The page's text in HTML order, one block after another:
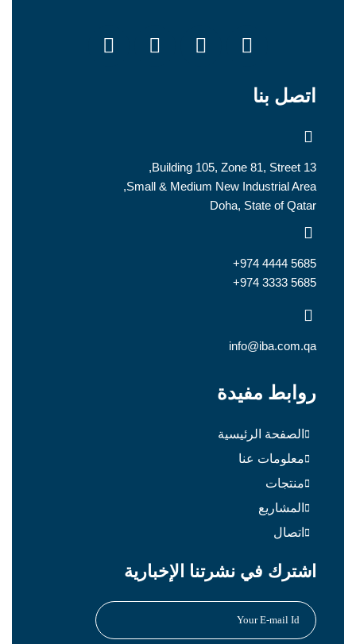
اتصل بنا
Building 105, Zone 81, Street 13,
Small & Medium New Industrial Area,
Doha, State of Qatar
+974 4444 5685
+974 3333 5685
info@iba.com.qa
روابط مفيدة
الصفحة الرئيسية
معلومات عنا
منتجات
المشاريع
اتصال
اشترك في نشرتنا الإخبارية